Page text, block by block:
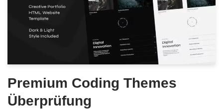
Premium Coding Themes
Überprüfung